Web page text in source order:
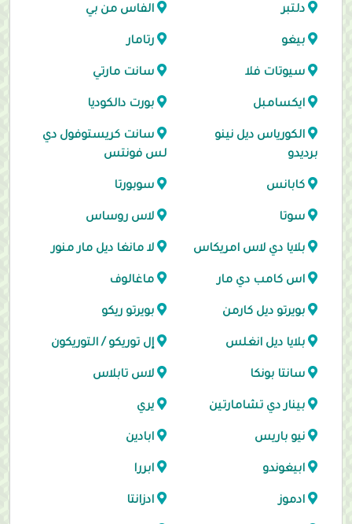
دلتبر الفاس من بي
بيغو رتامار
سيوتات فلا سانت مارتي
ايكسامبل بورت دالكوديا
الكورياس ديل نينو
برديدو
سانت كريستوفول دي
لس فونتس
كابانس سوبورتا
سوتا لاس روساس
بلايا دي لاس امريكاس لا مانغا ديل مار منور
اس كامب دي مار ماغالوف
بويرتو ديل كارمن بويرتو ريكو
بلايا ديل انغلس إل توريكو / التوريكون
سانتا بونكا لاس تابلاس
بينار دي تشامارتين يري
نيو باريس ابادين
ابيغوندو ابررا
ادموز ادزانتا